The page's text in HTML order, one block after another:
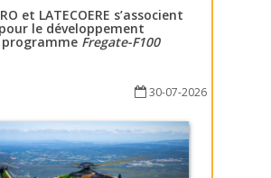
et LATECOERE s’associent
pour le développement
programme Fregate-F100
30-07-2026